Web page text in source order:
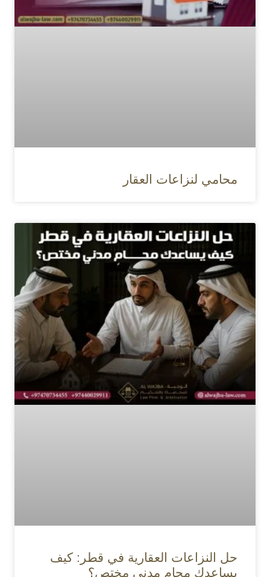
محامي لنزاعات العقار
حل النزاعات العقارية في قطر: كيف
يساعدك محامٍ مدني مختص؟